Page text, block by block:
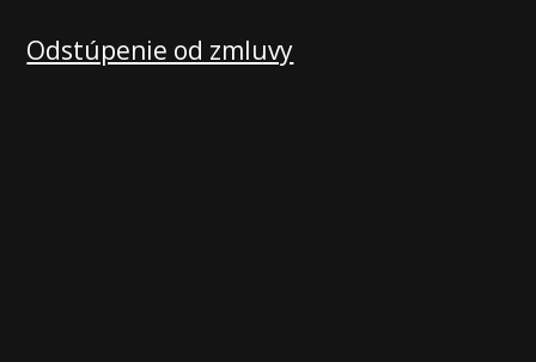
Odstúpenie od zmluvy